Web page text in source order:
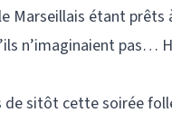
Marseillais étant
n’imaginaient pas…
de sitôt cette soirée